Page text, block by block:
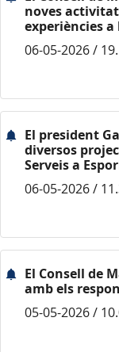
noves
experiències a
06-05-2026 /
El president
diversos
Serveis a
06-05-2026 /
El Consell de
amb els
05-05-2026 /